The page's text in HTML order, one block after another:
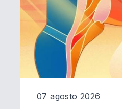
07 agosto 2026